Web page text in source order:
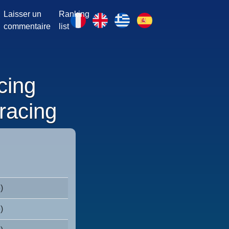
Laisser un
commentaire
Ranking
list